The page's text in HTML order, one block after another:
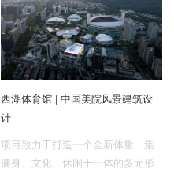
西湖体育馆 | 中国美院风景建筑设
计
项目致力于打造一个全新体量，集
健身、文化、休闲于一体的多元形